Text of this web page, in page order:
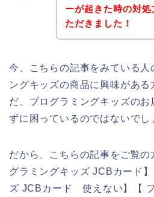
ーが起きた時の対
ただきました！
今、こちらの記事をみている人
ングキッズの商品に興味がある
だ、プログラミングキッズのお
ずに困っているのではないでし
だから、こちらの記事をご覧の
グラミングキッズ JCBカード
ズ JCBカード 使えない】【